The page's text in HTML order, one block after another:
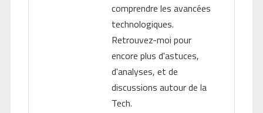
comprendre les avancées
technologiques.
Retrouvez-moi pour
encore plus d'astuces,
d'analyses, et de
discussions autour de la
Tech.